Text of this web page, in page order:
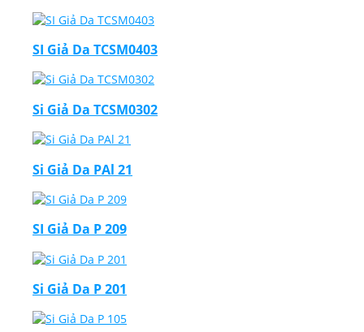
SI Giả Da TCSM0403
Si Giả Da TCSM0302
Si Giả Da PAl 21
SI Giả Da P 209
Si Giả Da P 201